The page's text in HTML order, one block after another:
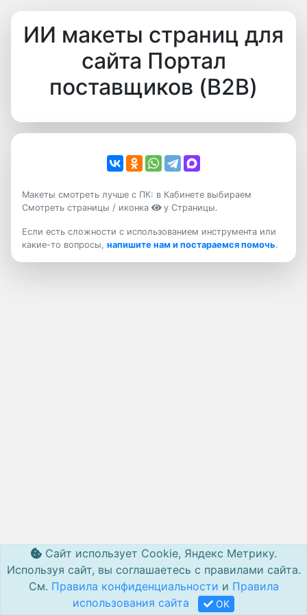
ИИ макеты страниц для
сайта Портал
поставщиков (B2B)
Макеты смотреть лучше с ПК: в Кабинете выбираем
Смотреть страницы / иконка
у Страницы.
Если есть сложности с использованием инструмента или
какие-то вопросы, напишите нам и постараемся помочь.
Сайт использует Cookie, Яндекс Метрику.
Используя сайт, вы соглашаетесь с правилами сайта.
См. Правила конфиденциальности и Правила
использования сайта
OK